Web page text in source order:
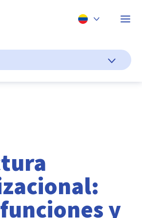
Perú
laboral
digital
Data
y